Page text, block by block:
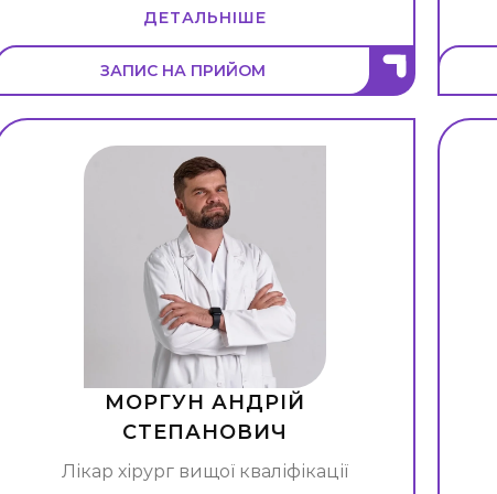
ДЕТАЛЬНІШЕ
ЗАПИС НА ПРИЙОМ
МОРГУН АНДРІЙ
СТЕПАНОВИЧ
Лікар хірург вищої кваліфікації